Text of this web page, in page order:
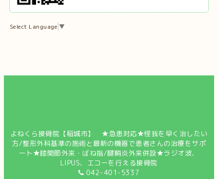
Select Language ▼
よねくら接骨院【稲城市】 ★急患対応★怪我を早く治したい
方/整形外科基準の施術と最新の機器で患者さんの治療をサポ
ート★膝関節外来・ばね指/腱鞘炎外来併設★ラジオ波、
LIPUS、エコーを行える接骨院
042-401-5337